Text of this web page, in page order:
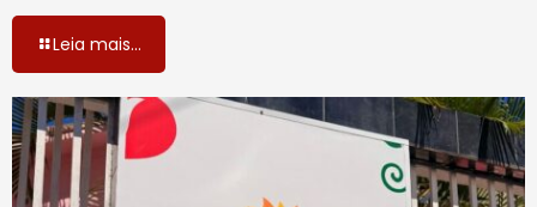
Leia mais...